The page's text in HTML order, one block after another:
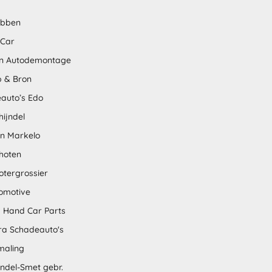
Autodemontage
& Bron
Edo
Markelo
Hand Car Parts
Schadeauto's
Smet gebr.